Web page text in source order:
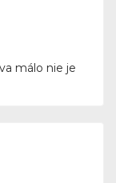
málo nie je